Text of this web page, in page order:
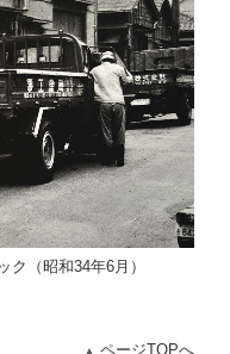
ク（昭和34年6月）
▲ ページTOPへ